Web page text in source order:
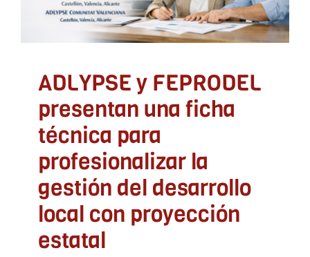
ADLYPSE Alicante ADLYPSE Castellón ADLYPSE
ADLYPSE Valencia Calidad Colegio
Profesional Comunicados
ADLYPSE y FEPRODEL
presentan una ficha
técnica para
profesionalizar la
gestión del desarrollo
local con proyección
estatal